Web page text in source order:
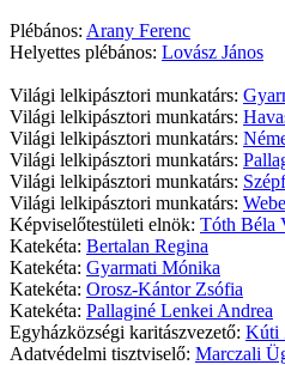
Plébános: Arany Ferenc
Helyettes plébános: Lovász János
Világi lelkipásztori munkatárs:
Világi lelkipásztori munkatárs:
Világi lelkipásztori munkatárs:
Világi lelkipásztori munkatárs:
Világi lelkipásztori munkatárs:
Világi lelkipásztori munkatárs:
Képviselőtestületi elnök: Tóth Béla
Katekéta: Bertalan Regina
Katekéta: Gyarmati Mónika
Katekéta: Orosz-Kántor Zsófia
Katekéta: Pallaginé Lenkei Andrea
Egyházközségi karitászvezető: Kúti
Adatvédelmi tisztviselő: Marczali